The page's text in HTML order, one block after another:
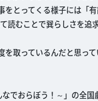
とってくる様子には「
むことで巽らしさを追
取っているんだと思っ
でおらぼう！～」の全